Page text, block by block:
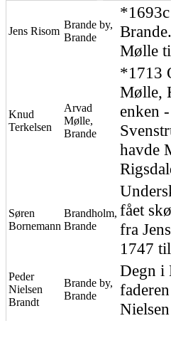
Jens Risom
Brande by,
Brande
Mølle
Knud
Terkelsen
Arvad
Mølle,
Brande
*1713
Mølle,
enken
havde
Søren
Bornemann
Brandholm,
Brande
fået
fra
1747
Peder
Nielsen
Brandt
Brande by,
Brande
Degn i